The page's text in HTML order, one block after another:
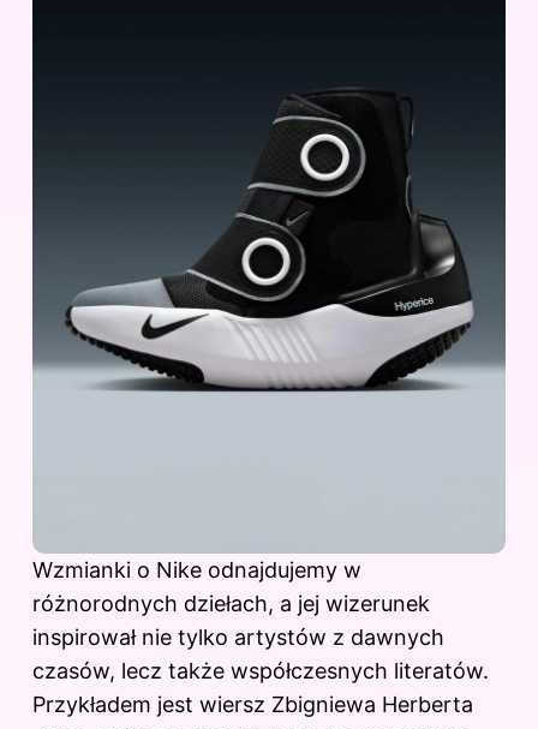
Wzmianki o Nike odnajdujemy w
różnorodnych dziełach, a jej wizerunek
inspirował nie tylko artystów z dawnych
czasów, lecz także współczesnych literatów.
Przykładem jest wiersz Zbigniewa Herberta